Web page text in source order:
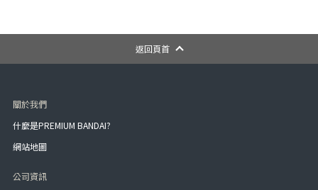
返回頁首
關於我們
什麼是PREMIUM BANDAI?
網站地圖
公司資訊